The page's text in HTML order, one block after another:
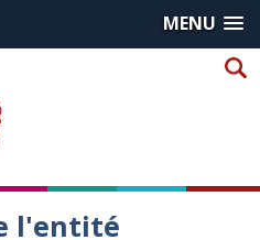
MENU
l'entité